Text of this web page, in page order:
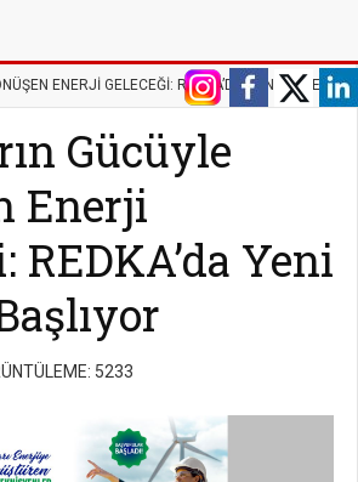
ENERJI GELECEĞI: REDKA’DA YENI DÖNEM
Gücüyle
Enerji
REDKA’da Yeni
5233